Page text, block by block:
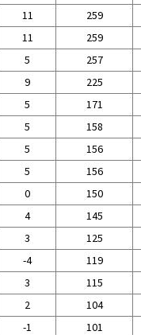
11 259
11 259
5 257
9 225
5 171
5 158
5 156
5 156
0 150
4 145
3 125
-4 119
3 115
2 104
-1 101